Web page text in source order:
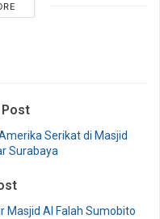
Serikat di Masjid
Surabaya
Masjid Al Falah Sumobito